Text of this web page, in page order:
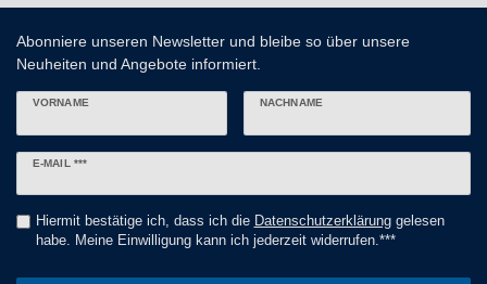
Abonniere unseren Newsletter und bleibe so über unsere
Neuheiten und Angebote informiert.
VORNAME NACHNAME
E-MAIL ***
Newsletter
Hiermit bestätige ich, dass ich die Daten­schutz­erklärunggelesen
habe. Meine Einwilligung kann ich jederzeit widerrufen.***